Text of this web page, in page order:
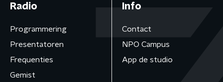
Radio
Programmering
Presentatoren
Frequenties
Gemist
Info
Contact
NPO Campus
App de studio